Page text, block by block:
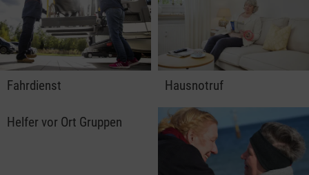
Fahrdienst Hausnotruf
Helfer vor Ort Gruppen